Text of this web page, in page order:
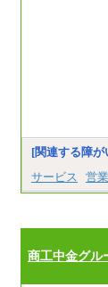
[関連する障
サービス
営
商工中金グル